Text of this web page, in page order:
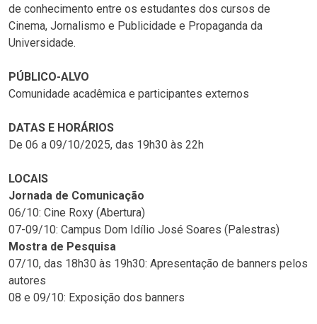
de conhecimento entre os estudantes dos cursos de
Cinema, Jornalismo e Publicidade e Propaganda da
Universidade.
PÚBLICO-ALVO
Comunidade acadêmica e participantes externos
DATAS E HORÁRIOS
De 06 a 09/10/2025, das 19h30 às 22h
LOCAIS
Jornada de Comunicação
06/10: Cine Roxy (Abertura)
07-09/10: Campus Dom Idílio José Soares (Palestras)
Mostra de Pesquisa
07/10, das 18h30 às 19h30: Apresentação de banners pelos
autores
08 e 09/10: Exposição dos banners